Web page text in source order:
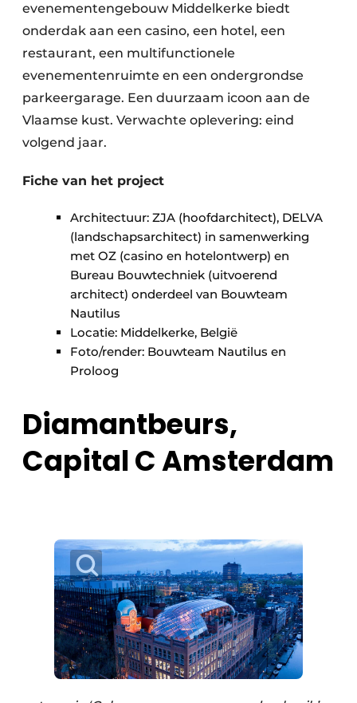
evenementengebouw Middelkerke biedt
onderdak aan een casino, een hotel, een
restaurant, een multifunctionele
evenementenruimte en een ondergrondse
parkeergarage. Een duurzaam icoon aan de
Vlaamse kust. Verwachte oplevering: eind
volgend jaar.
Fiche van het project
Architectuur: ZJA (hoofdarchitect), DELVA
(landschapsarchitect) in samenwerking
met OZ (casino en hotelontwerp) en
Bureau Bouwtechniek (uitvoerend
architect) onderdeel van Bouwteam
Nautilus
Locatie: Middelkerke, België
Foto/render: Bouwteam Nautilus en
Proloog
Diamantbeurs,
Capital C Amsterdam